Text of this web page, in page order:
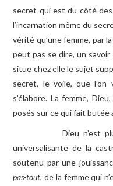
secret qui est du côté des
l’incarnation même du
vérité qu’une femme, par
peut pas se dire, un savoir
situe chez elle le sujet
secret, le voile, que l’on
s’élabore. La femme,
posés sur ce qui fait butée
Dieu n’est plus
universalisante de la
soutenu par une
pas-tout, de la femme qui